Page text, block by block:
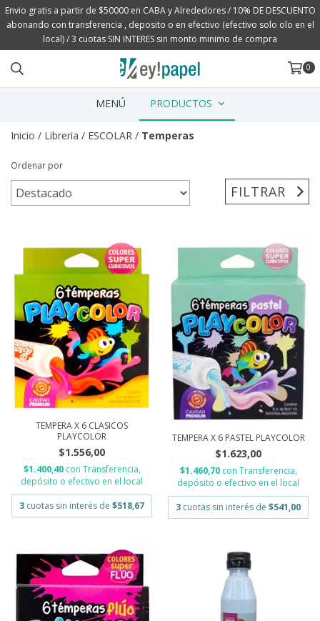
Envio gratis a partir de $50000 en CABA y Alrededores / 10% DE DESCUENTO
abonando con transferencia , deposito o en efectivo (efectivo solo olo en el
local) / 3 cuotas SIN INTERES sin monto minimo de compra
0
MENÚ PRODUCTOS
Inicio / Libreria / ESCOLAR / Temperas
Ordenar por
FILTRAR
TEMPERA X 6 CLASICOS
PLAYCOLOR
$1.556,00
$1.400,40 con Transferencia,
depósito o efectivo en el local
3 cuotas sin interés de $518,67
TEMPERA X 6 PASTEL PLAYCOLOR
$1.623,00
$1.460,70 con Transferencia,
depósito o efectivo en el local
3 cuotas sin interés de $541,00